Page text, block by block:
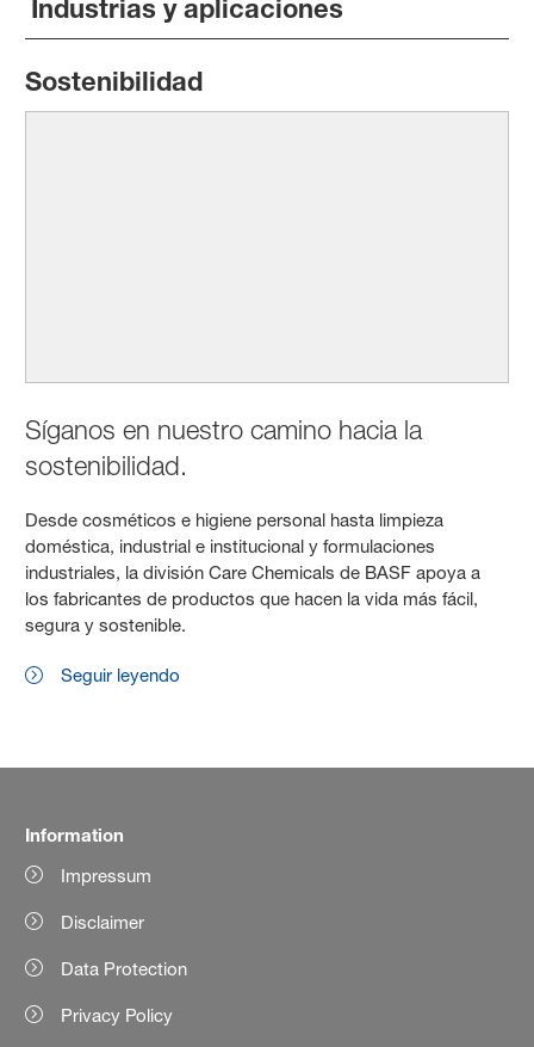
Industrias y aplicaciones
Sostenibilidad
Síganos en nuestro camino hacia la
sostenibilidad.
Desde cosméticos e higiene personal hasta limpieza
doméstica, industrial e institucional y formulaciones
industriales, la división Care Chemicals de BASF apoya a
los fabricantes de productos que hacen la vida más fácil,
segura y sostenible.
Seguir leyendo
Information
Impressum
Disclaimer
Data Protection
Privacy Policy